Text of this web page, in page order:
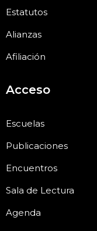
Estatutos
Alianzas
Afiliación
Acceso
Escuelas
Publicaciones
Encuentros
Sala de Lectura
Agenda